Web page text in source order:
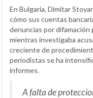
En Bulgaria, Dimitar
cómo sus cuentas
denuncias por difamación
mientras investigaba
creciente de
periodistas se ha
informes.
A falta de